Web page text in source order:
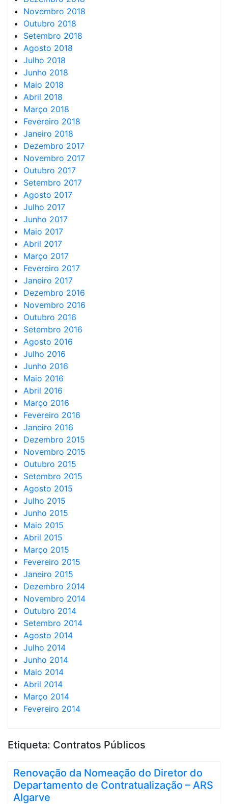
Novembro 2018
Outubro 2018
Setembro 2018
Agosto 2018
Julho 2018
Junho 2018
Maio 2018
Abril 2018
Março 2018
Fevereiro 2018
Janeiro 2018
Dezembro 2017
Novembro 2017
Outubro 2017
Setembro 2017
Agosto 2017
Julho 2017
Junho 2017
Maio 2017
Abril 2017
Março 2017
Fevereiro 2017
Janeiro 2017
Dezembro 2016
Novembro 2016
Outubro 2016
Setembro 2016
Agosto 2016
Julho 2016
Junho 2016
Maio 2016
Abril 2016
Março 2016
Fevereiro 2016
Janeiro 2016
Dezembro 2015
Novembro 2015
Outubro 2015
Setembro 2015
Agosto 2015
Julho 2015
Junho 2015
Maio 2015
Abril 2015
Março 2015
Fevereiro 2015
Janeiro 2015
Dezembro 2014
Novembro 2014
Outubro 2014
Setembro 2014
Agosto 2014
Julho 2014
Junho 2014
Maio 2014
Abril 2014
Março 2014
Fevereiro 2014
Etiqueta: Contratos Públicos
Renovação da Nomeação do Diretor do
Departamento de Contratualização – ARS
Algarve